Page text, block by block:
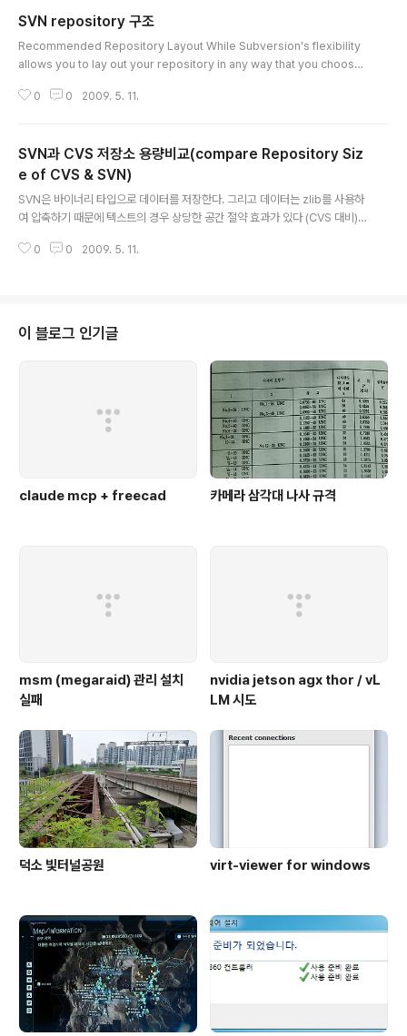
SVN repository 구조
Recommended Repository Layout While Subversion's flexibility
allows you to lay out your repository in any way that you choose,
n line” of development, a branches directory to contain branch c
re about ..
0 0 2009. 5. 11.
SVN과 CVS 저장소 용량비교(compare Repository Siz
e of CVS & SVN)
SVN은 바이너리 타입으로 데이터를 저장한다. 그리고 데이터는 zlib를 사용하
여 압축하기 때문에 텍스트의 경우 상당한 공간 절약 효과가 있다 (CVS 대비)
서 캡쳐를 해보았다. 보시다시피, SVN은 CVS를 변환한 것임에도 불구하고 거
build tools to compile Subversion: * autoconf 2.5..
0 0 2009. 5. 11.
이 블로그 인기글
claude mcp + freecad 카메라 삼각대 나사 규격
msm (megaraid) 관리 설치
실패
nvidia jetson agx thor / vL
LM 시도
덕소 빛터널공원 virt-viewer for windows